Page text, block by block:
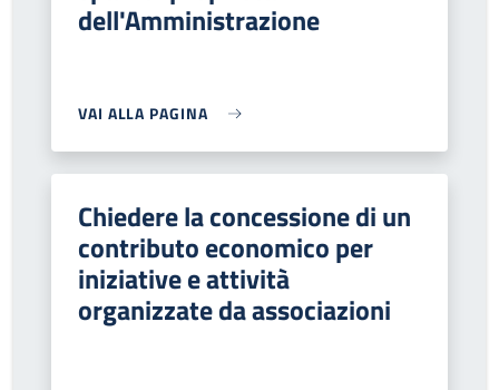
dell'Amministrazione
VAI ALLA PAGINA
Chiedere la concessione di un
contributo economico per
iniziative e attività
organizzate da associazioni